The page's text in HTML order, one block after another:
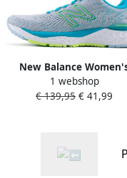
New Balance
Fresh Foam X 880 V11
Running Shoes
1 webshop
€ 139,95 € 41,99